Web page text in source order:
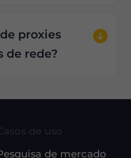
proxies
de rede?
Casos de uso
de mercado